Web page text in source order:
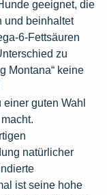
geeignet, die
und beinhaltet
6-Fettsäuren
zu
Montana“ keine
guten Wahl
natürlicher
ist seine hohe